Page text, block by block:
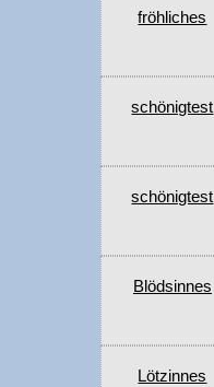
fröhliches
schönigtest
schönigtest
Blödsinnes
Lötzinnes